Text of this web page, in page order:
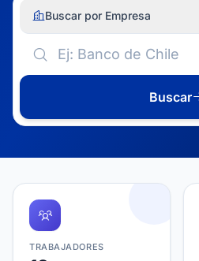
Buscar por Empresa
Buscar
TRABAJADORES